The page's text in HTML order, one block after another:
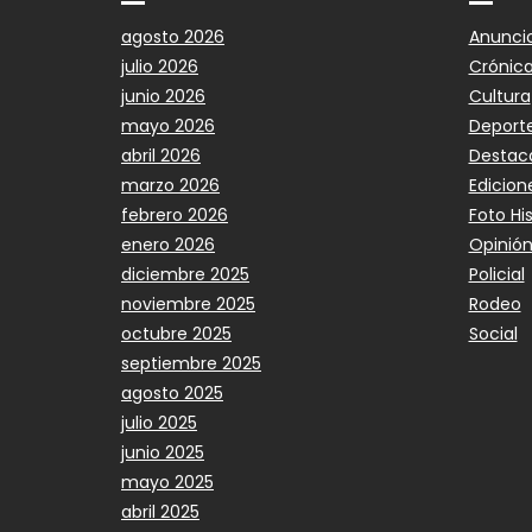
agosto 2026
julio 2026
junio 2026
mayo 2026
abril 2026
marzo 2026
febrero 2026
enero 2026
diciembre 2025
noviembre 2025
octubre 2025
septiembre 2025
agosto 2025
julio 2025
junio 2025
mayo 2025
abril 2025
Crónica
Cultura
Foto
Opinión
Policial
Rodeo
Social